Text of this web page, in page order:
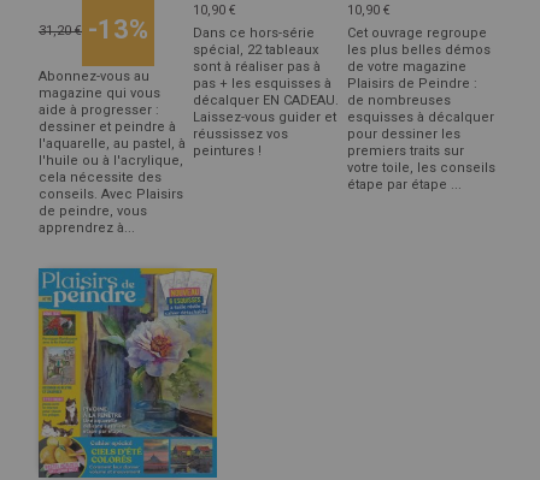
31,20 € -13%
Abonnez-vous au
magazine qui vous
aide à progresser :
dessiner et peindre à
l'aquarelle, au pastel, à
l'huile ou à l'acrylique,
cela nécessite des
conseils. Avec Plaisirs
de peindre, vous
apprendrez à...
10,90 €
Dans ce hors-série
spécial, 22 tableaux
sont à réaliser pas à
pas + les esquisses à
décalquer EN CADEAU.
Laissez-vous guider et
réussissez vos
peintures !
10,90 €
Cet ouvrage regroupe
les plus belles démos
de votre magazine
Plaisirs de Peindre :
de nombreuses
esquisses à décalquer
pour dessiner les
premiers traits sur
votre toile, les conseils
étape par étape ...